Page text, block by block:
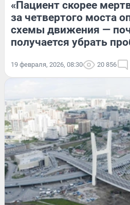
«Пациент скорее
за четвертого моста
схемы движения —
получается убрать
19 февраля, 2026, 08:30 20 856